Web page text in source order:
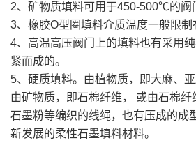
2、矿物质填料可用于450-500℃的阀
3、橡胶O型圈填料介质温度一般限制
4、高温高压阀门上的填料也有采用
紧而成的。
5、硬质填料。由植物质，即大麻、
由矿物质，即石棉纤维， 或由石棉
石墨粉等编织的线绳，也有压成的成
新发展的柔性石墨填料材料。